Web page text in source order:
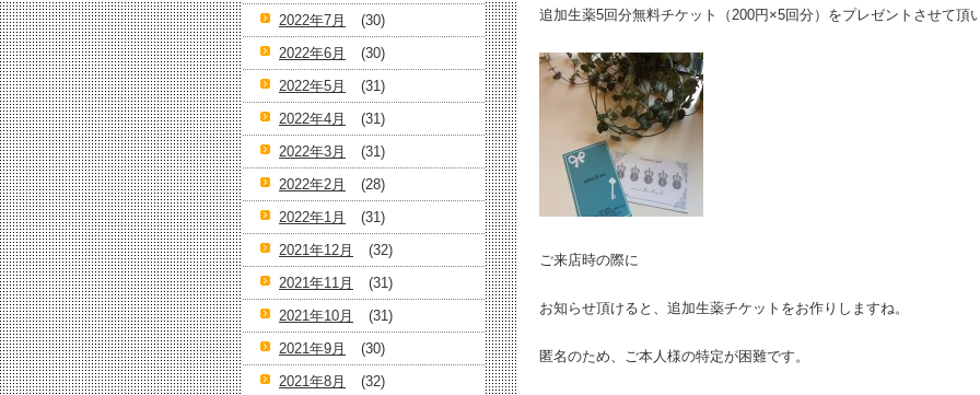
追加生薬5回分無料チケット（200円×5回分）をプレゼントさせて頂
ご来店時の際に
お知らせ頂けると、追加生薬チケットをお作りしますね。
匿名のため、ご本人様の特定が困難です。
2022年7月
(30)
2022年6月
(30)
2022年5月
(31)
2022年4月
(31)
2022年3月
(31)
2022年2月
(28)
2022年1月
(31)
2021年12月
(32)
2021年11月
(31)
2021年10月
(31)
2021年9月
(30)
2021年8月
(32)